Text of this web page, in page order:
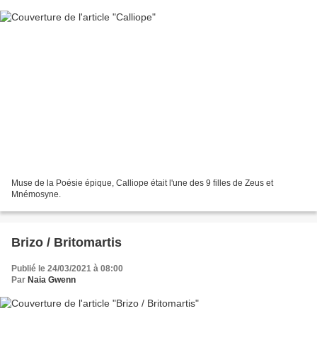
Muse de la Poésie épique, Calliope était l'une des 9 filles de Zeus et
Mnémosyne.
Brizo / Britomartis
Publié le 24/03/2021 à 08:00
Par Naia Gwenn